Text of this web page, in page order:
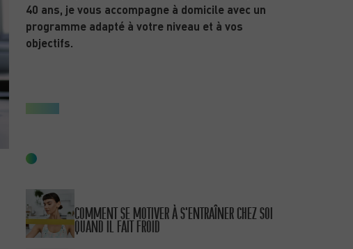
40 ans, je vous accompagne à domicile avec un
programme adapté à votre niveau et à vos
objectifs.
COMMENT SE MOTIVER À S’ENTRAÎNER CHEZ SOI
QUAND IL FAIT FROID